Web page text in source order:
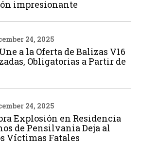
impresionante
24, 2025
a la Oferta de Balizas V16
Obligatorias a Partir de
24, 2025
Explosión en Residencia
de Pensilvania Deja al
Víctimas Fatales